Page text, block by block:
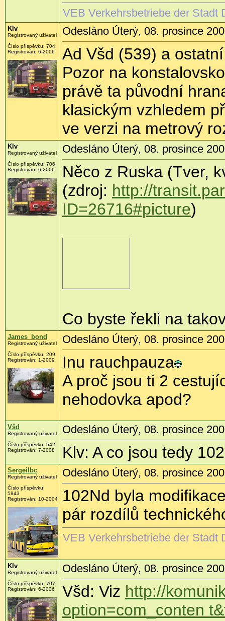
VEB Verkehrsbetriebe der Stadt
Klv
Registrovaný uživatel
Číslo příspěvku: 704
Registrován: 6-2006
Odesláno Úterý, 08. prosince
Ad Všd (539) a
Pozor na
právě ta původní
klasickým vzhledem
ve verzi na metrový
Klv
Registrovaný uživatel
Číslo příspěvku: 706
Registrován: 6-2006
Odesláno Úterý, 08. prosince
Něco z Ruska (Tver,
(zdroj: http://
ID=26716#picture)
Co byste řekli na
James_bond
Registrovaný uživatel
Číslo příspěvku: 209
Registrován: 1-2009
Odesláno Úterý, 08. prosince
Inu rauchpauza
A proč jsou ti 2
nehodovka apod?
Všd
Registrovaný uživatel
Číslo příspěvku: 542
Registrován: 7-2008
Odesláno Úterý, 08. prosince
Klv: A co jsou tedy
Sergeilbc
Registrovaný uživatel
Číslo příspěvku:
5843
Registrován: 10-2004
Odesláno Úterý, 08. prosince
102Nd byla
pár rozdílů
VEB Verkehrsbetriebe der Stadt
Klv
Registrovaný uživatel
Číslo příspěvku: 707
Registrován: 6-2006
Odesláno Úterý, 08. prosince
Všd: Viz http://
option=com_conten